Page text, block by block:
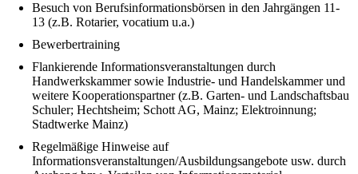
Besuch von Berufsinformationsbörsen in den Jahrgängen 11-
13 (z.B. Rotarier, vocatium u.a.)
Bewerbertraining
Flankierende Informationsveranstaltungen durch
Handwerkskammer sowie Industrie- und Handelskammer und
weitere Kooperationspartner (z.B. Garten- und Landschaftsbau
Schuler; Hechtsheim; Schott AG, Mainz; Elektroinnung;
Stadtwerke Mainz)
Regelmäßige Hinweise auf
Informationsveranstaltungen/Ausbildungsangebote usw. durch